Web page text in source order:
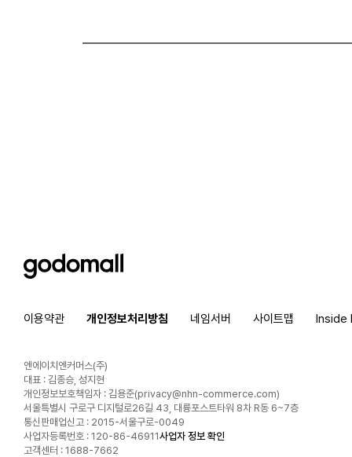
godomall
이용약관 개인정보처리방침 네임서버 사이트맵 Inside
엔에이치엔커머스(주)
대표 : 김종승, 성지현
개인정보보호책임자 : 김용준(privacy@nhn-commerce.com)
서울특별시 구로구 디지털로26길 43, 대륭포스트타워 8차 R동 6~7층
통신판매업신고 : 2015-서울구로-0049
사업자등록번호 : 120-86-46911사업자 정보 확인
고객센터 : 1688-7662